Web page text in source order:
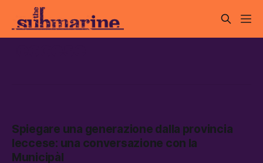
Spiegare una generazione dalla provincia
leccese: una conversazione con la
Municipàl